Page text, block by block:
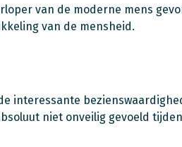
van de moderne mens
van de mensheid.
interessante
niet onveilig gevoeld